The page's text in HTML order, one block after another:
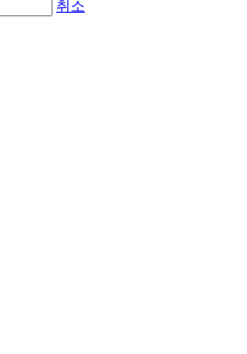
취소